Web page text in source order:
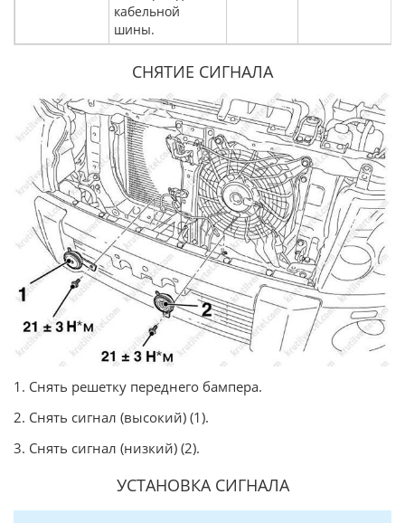
кабельной
шины.
СНЯТИЕ СИГНАЛА
1. Снять решетку переднего бампера.
2. Снять сигнал (высокий) (1).
3. Снять сигнал (низкий) (2).
УСТАНОВКА СИГНАЛА